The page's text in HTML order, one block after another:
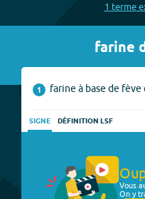
1 terme
farine
1 farine à base de fève
SIGNE DÉFINITION LSF
Vous
On y